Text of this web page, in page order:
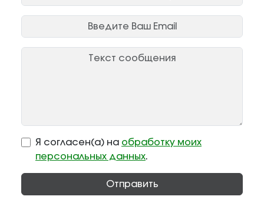
Я согласен(а) на обработку моих
персональных данных.
Отправить